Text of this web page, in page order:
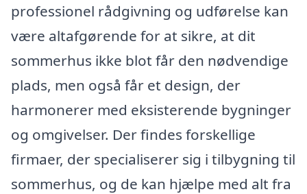
professionel rådgivning og udførelse kan
være altafgørende for at sikre, at dit
sommerhus ikke blot får den nødvendige
plads, men også får et design, der
harmonerer med eksisterende bygninger
og omgivelser. Der findes forskellige
firmaer, der specialiserer sig i tilbygning til
sommerhus, og de kan hjælpe med alt fra